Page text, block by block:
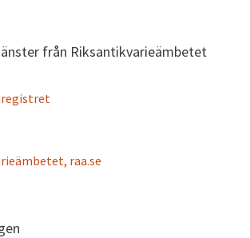
från Riksantikvarieämbetet
raa.se